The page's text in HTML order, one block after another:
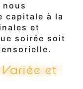
nous
capitale à la
et
soirée soit
et